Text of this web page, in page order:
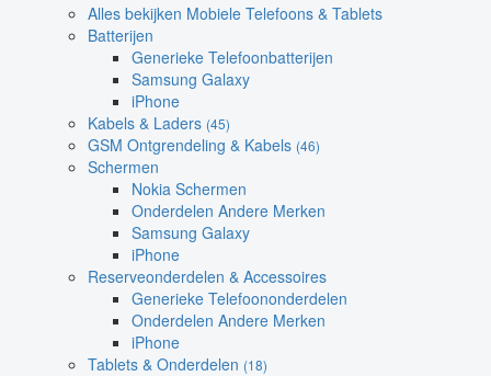
Alles bekijken Mobiele Telefoons & Tablets
Batterijen
Generieke Telefoonbatterijen
Samsung Galaxy
iPhone
Kabels & Laders (45)
GSM Ontgrendeling & Kabels (46)
Schermen
Nokia Schermen
Onderdelen Andere Merken
Samsung Galaxy
iPhone
Reserveonderdelen & Accessoires
Generieke Telefoononderdelen
Onderdelen Andere Merken
iPhone
Tablets & Onderdelen (18)